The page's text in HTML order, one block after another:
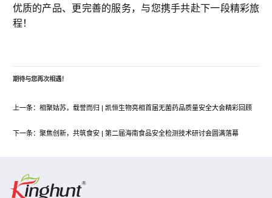
优质的产品、更完善的服务，与您携手共赴下一段精彩旅
程！
期待与您再次相遇！
上一条： 相聚姑苏，载誉而归 | 凯恒生物亮相首届无菌药品质量安全大会精彩回顾
下一条： 聚焦创新，共筑食安 | 第二届海南食品安全检测技术研讨会圆满落幕